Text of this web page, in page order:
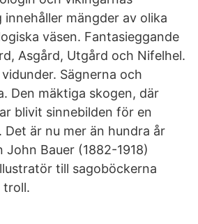
mängder av olika
väsen. Fantasieggande
Asgård, Utgård och Nifelhel.
Sägnerna och
Den mäktiga skogen, där
blivit sinnebilden för en
Det är nu mer än hundra år
John Bauer (1882-1918)
till sagoböckerna
troll.